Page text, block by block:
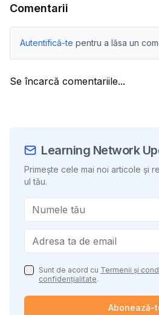
Comentarii
Autentifică-te pentru a lăsa un
Se încarcă comentariile...
Learning Network
Primește cele mai noi articole și
ul tău.
Sunt de acord cu Termenii și
confidențialitate.
Abonează-